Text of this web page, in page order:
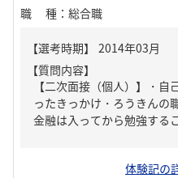
職種 ： 総合職
【質問内容】
【二次面接（個人）】・
ったきっかけ・ろうきんの
金融は入ってから勉強する
体験記の